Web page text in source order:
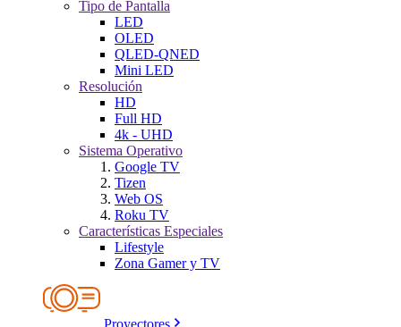
Tipo de Pantalla
LED
OLED
QLED-QNED
Mini LED
Resolución
HD
Full HD
4k - UHD
Sistema Operativo
Google TV
Tizen
Web OS
Roku TV
Características Especiales
Lifestyle
Zona Gamer y TV
Proyectores